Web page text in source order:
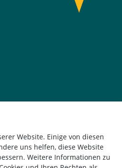
Website. Einige von diesen
uns helfen, diese Website
Weitere Informationen zu